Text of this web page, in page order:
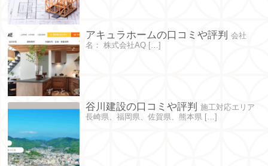
アキュラホームの口コミや評判
会社
名： 株式会社AQ […]
谷川建設の口コミや評判
施工対応エリア
長崎県、福岡県、佐賀県、熊本県 […]